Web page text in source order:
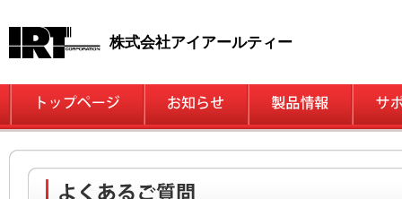
株式会社アイアールティー